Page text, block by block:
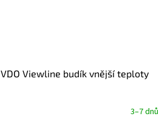
VDO Viewline budík vnější teploty
3–7 dnů